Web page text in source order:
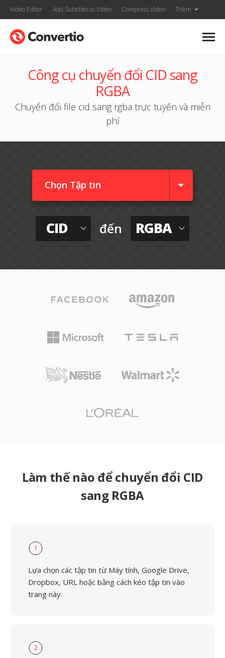
Video Editor Add Subtitles to Video Compress Video Thêm
Công cụ chuyển đổi CID sang
RGBA
Chuyển đổi file cid sang rgba trực tuyến và miễn
phí
Chọn Tập tin
CID đến RGBA
Làm thế nào để chuyển đổi CID
sang RGBA
1
Lựa chọn các tập tin từ Máy tính, Google Drive,
Dropbox, URL hoặc bằng cách kéo tập tin vào
trang này.
2